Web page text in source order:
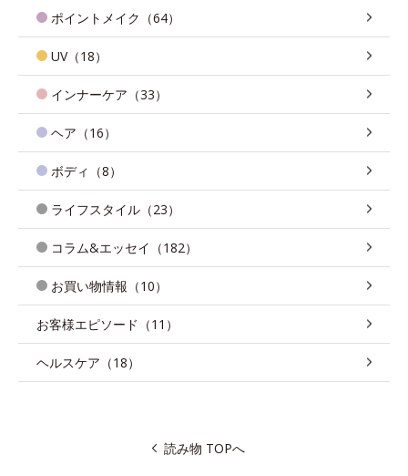
ポイントメイク（64）
UV（18）
インナーケア（33）
ヘア（16）
ボディ（8）
ライフスタイル（23）
コラム&エッセイ（182）
お買い物情報（10）
お客様エピソード（11）
ヘルスケア（18）
読み物 TOPへ